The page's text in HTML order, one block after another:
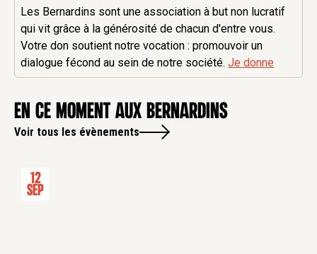
Les Bernardins sont une association à but non lucratif
qui vit grâce à la générosité de chacun d'entre vous.
Votre don soutient notre vocation : promouvoir un
dialogue fécond au sein de notre société.Je donne
en ce moment aux Bernardins
Voir tous les évènements
12
Sep